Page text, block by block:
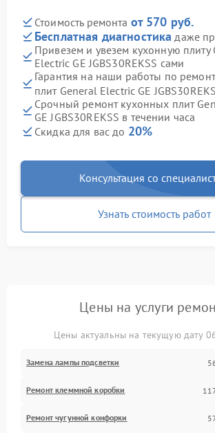
Стоимость ремонта от 570 руб.
Бесплатная диагностика даже
Привезем и увезем кухонную плиту
Electric GE JGBS30REKSS сами
Гарантия на наши работы по
плит General Electric GE
Срочный ремонт кухонных плит
GE JGBS30REKSS в течении часа
Скидка для вас до 20%
Консультация со
Узнать стоимость работ
Цены на услуги
Цены актуальны на текущую дату
Замена лампы подсветки
Ремонт клеммной коробки
Ремонт чугунной конфорки